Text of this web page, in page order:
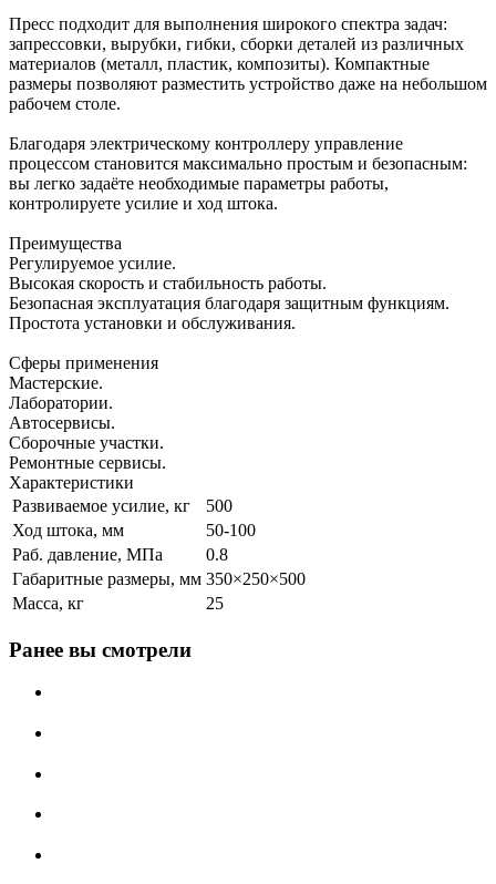
Пресс подходит для выполнения широкого спектра задач:
запрессовки, вырубки, гибки, сборки деталей из различных
материалов (металл, пластик, композиты). Компактные
размеры позволяют разместить устройство даже на небольшом
рабочем столе.
Благодаря электрическому контроллеру управление
процессом становится максимально простым и безопасным:
вы легко задаёте необходимые параметры работы,
контролируете усилие и ход штока.
Преимущества
Регулируемое усилие.
Высокая скорость и стабильность работы.
Безопасная эксплуатация благодаря защитным функциям.
Простота установки и обслуживания.
Сферы применения
Мастерские.
Лаборатории.
Автосервисы.
Сборочные участки.
Ремонтные сервисы.
Характеристики
Развиваемое усилие, кг
500
Ход штока, мм
50-100
Раб. давление, МПа
0.8
Габаритные размеры, мм 350×250×500
Масса, кг
25
Ранее вы смотрели